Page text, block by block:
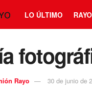
LO ÚLTIMO RAYO
Rayo 30 de junio de